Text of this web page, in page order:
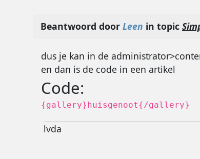
Beantwoord door Leen in topic
dus je kan in de
en dan is de code in een artikel
Code:
{gallery}huisgenoot{/gallery}
lvda